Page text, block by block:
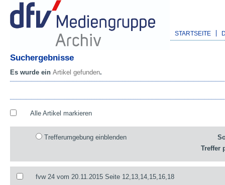
STARTSEITE
Suchergebnisse
Es wurde ein Artikel gefunden.
Alle Artikel markieren
Trefferumgebung einblenden
Treffer
fvw 24 vom 20.11.2015 Seite 12,13,14,15,16,18